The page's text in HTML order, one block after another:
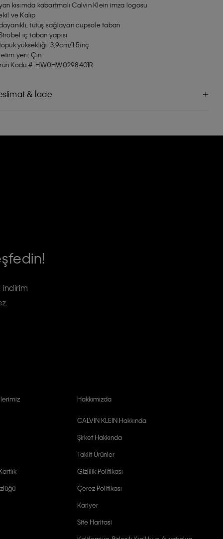
kısımda kabartmalı Calvin Klein imza logosu
ve Kalıp
tutuş sağlayan cupsole taban
iç taban yapısı
yüksekliği: 3,9cm/1.5inç
yeri: Çin
Kodu #: HW0HW0298401R
& İade
indirim
Hakkımızda
CALVIN KLEIN Hakkında
Şirket Hakkında
Taklit Ürünler
Gizlilik Politikası
Çerez Politikası
Kariyer
Site Haritasi